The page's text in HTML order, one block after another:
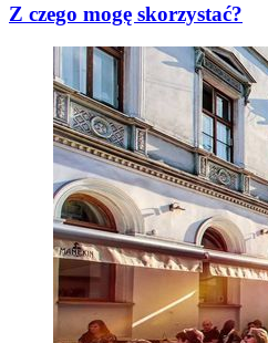
Z czego mogę skorzystać?